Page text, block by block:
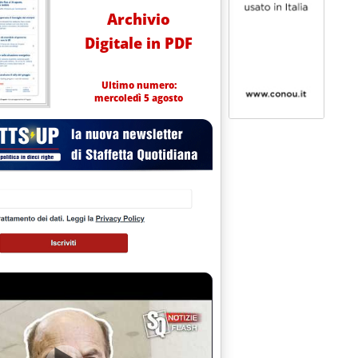
Archivio
Digitale in PDF
Ultimo numero:
mercoledì 5 agosto